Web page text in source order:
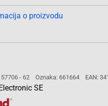
o proizvodu
- 62 Oznaka: 661664 EAN:
SE